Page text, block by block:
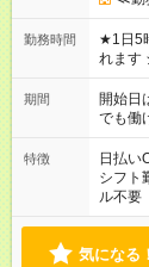
勤務時間
★1日5時間～
れます
18：00 11：
合わせ
週20時
派遣法
業はご
期間
開始
でも働
特徴 日払い
シフト
ル不要
気になる！